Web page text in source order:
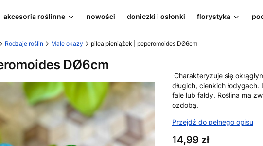
akcesoria roślinne nowości doniczki i osłonki florystyka
Rodzaje roślin Małe okazy pilea pieniążek | peperomoides DØ6cm
DØ6cm
Charakteryzuje się
długich, cienkich
fale lub fałdy. Roślina ma
ozdobą.
Przejdź do pełnego opisu
Cena
14,99 zł